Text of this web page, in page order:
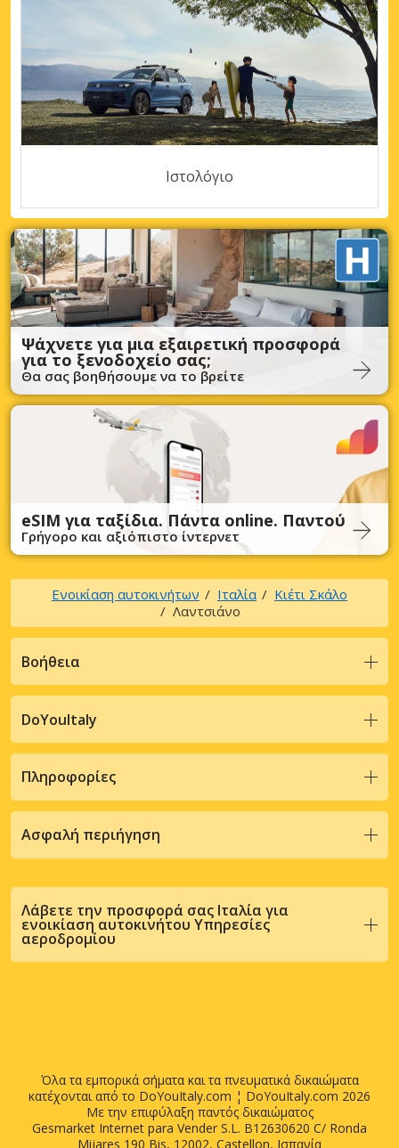
Ιστολόγιο
Ψάχνετε για μια εξαιρετική προσφορά
για το ξενοδοχείο σας;
Θα σας βοηθήσουμε να το βρείτε
eSIM για ταξίδια. Πάντα online. Παντού
Γρήγορο και αξιόπιστο ίντερνετ
Ενοικίαση αυτοκινήτων Ιταλία
Κιέτι Σκάλο
Λαντσιάνο
Βοήθεια
DoYouItaly
Πληροφορίες
Ασφαλή περιήγηση
Λάβετε την προσφορά σας Ιταλία για
ενοικίαση αυτοκινήτου Υπηρεσίες
αεροδρομίου
Όλα τα εμπορικά σήματα και τα πνευματικά δικαιώματα
κατέχονται από το DoYouItaly.com ¦ DoYouItaly.com 2026
Με την επιφύλαξη παντός δικαιώματος
Gesmarket Internet para Vender S.L. B12630620 C/ Ronda
Mijares 190 Bis, 12002, Castellon, Ισπανία